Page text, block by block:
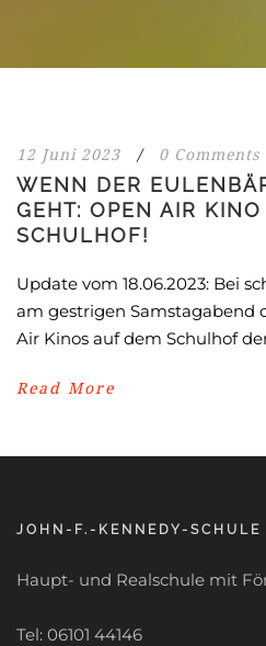
12 Juni 2023 / 0 Comments
WENN DER
GEHT: OPEN AIR
SCHULHOF!
Update vom 18.06.2023: Bei
am gestrigen Samstagabend
Air Kinos auf dem Schulhof
Read More
JOHN-F.-KENNEDY-SCHULE
Haupt- und Realschule mit
Tel: 06101 44146